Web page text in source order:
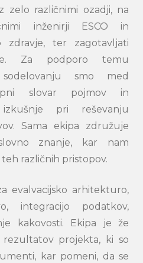
zelo različnimi ozadji, na
inženirji ESCO in
zdravje, ter zagotavljati
Za podporo temu
sodelovanju smo med
slovar pojmov in
pri reševanju
Sama ekipa združuje
znanje, kar nam
različnih pristopov.
evalvacijsko arhitekturo,
integracijo podatkov,
kakovosti. Ekipa je že
projekta, ki so
kar pomeni, da se